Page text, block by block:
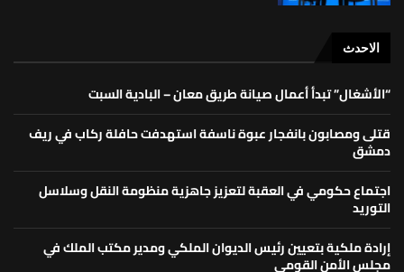
الاحدث
“الأشغال” تبدأ أعمال صيانة طريق معان – البادية السبت
قتلى ومصابون بانفجار عبوة ناسفة استهدفت حافلة ركاب في ريف
دمشق
اجتماع حكومي في العقبة لتعزيز جاهزية منظومة النقل وسلاسل
التوريد
إرادة ملكية بتعيين رئيس الديوان الملكي ومدير مكتب الملك في
مجلس الأمن القومي